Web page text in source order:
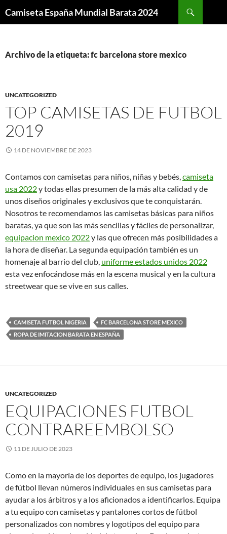
Camiseta España Mundial Barata 2024
Archivo de la etiqueta: fc barcelona store mexico
UNCATEGORIZED
TOP CAMISETAS DE FUTBOL
2019
14 DE NOVIEMBRE DE 2023
Contamos con camisetas para niños, niñas y bebés,camiseta
usa 2022y todas ellas presumen de la más alta calidad y de
unos diseños originales y exclusivos que te conquistarán.
Nosotros te recomendamos las camisetas básicas para niños
baratas, ya que son las más sencillas y fáciles de personalizar,
equipacion mexico 2022y las que ofrecen más posibilidades a
la hora de diseñar. La segunda equipación también es un
homenaje al barrio del club, uniforme estados unidos 2022
esta vez enfocándose más en la escena musical y en la cultura
streetwear que se vive en sus calles.
CAMISETA FUTBOL NIGERIA
FC BARCELONA STORE MEXICO
ROPA DE IMITACION BARATA EN ESPAÑA
UNCATEGORIZED
EQUIPACIONES FUTBOL
CONTRAREEMBOLSO
11 DE JULIO DE 2023
Como en la mayoría de los deportes de equipo, los jugadores
de fútbol llevan números individuales en sus camisetas para
ayudar a los árbitros y a los aficionados a identificarlos. Equipa
a tu equipo con camisetas y pantalones cortos de fútbol
personalizados con nombres y logotipos del equipo para